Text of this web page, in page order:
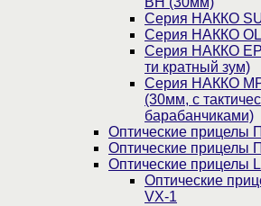
Серия НАККО
Серия НАККО
Серия НАККО
ти кратный зум)
Серия НАККО
(30мм, c
барабанчиками)
Оптические прицелы
Оптические прицелы
Оптические прицелы
Оптические
VX-1